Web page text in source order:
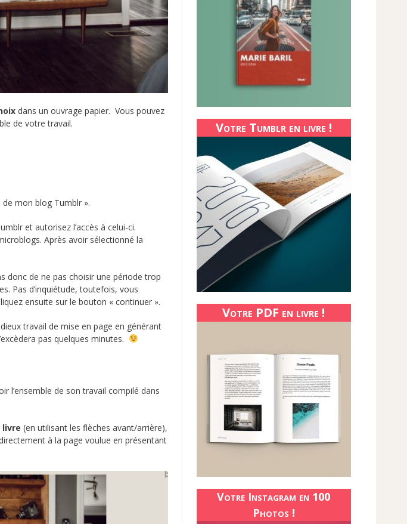
dans un ouvrage papier. Vous pouvez
de votre travail.
mon blog Tumblr ».
et autorisez l’accès à celui-ci.
Après avoir sélectionné la
donc de ne pas choisir une période trop
Pas d’inquiétude, toutefois, vous
ensuite sur le bouton « continuer ».
travail de mise en page en générant
pas quelques minutes.
l’ensemble de son travail compilé dans
livre (en utilisant les flèches avant/arrière),
à la page voulue en présentant
Votre Tumblr en livre !
Votre PDF en livre !
Votre Instagram en 100
Photos !